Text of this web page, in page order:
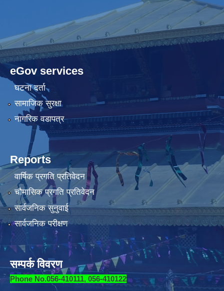
eGov services
घटना दर्ता
सामाजिक सुरक्षा
नागरिक वडापत्र
Reports
वार्षिक प्रगति प्रतिवेदन
चौमासिक प्रगति प्रतिवेदन
सार्वजनिक सुनुवाई
सार्वजनिक परीक्षण
सम्पर्क विवरण
Phone No.056-410111, 056-410122